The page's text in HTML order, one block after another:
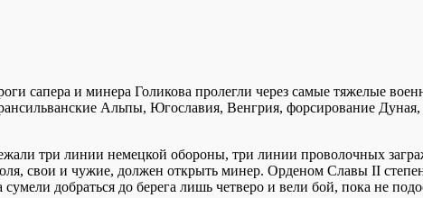
сапера и минера Голикова пролегли через самые тяжелые
Альпы, Югославия, Венгрия, форсирование Дуная,
три линии немецкой обороны, три линии проволочных
свои и чужие, должен открыть минер. Орденом Славы II
добраться до берега лишь четверо и вели бой, пока не